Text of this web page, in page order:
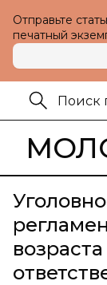
Отправьте
печатный